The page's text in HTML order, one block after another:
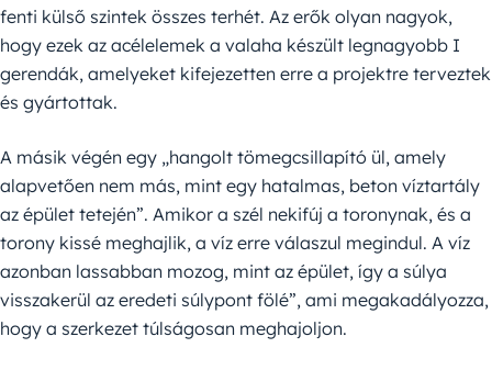
fenti külső szintek összes terhét. Az erők olyan nagyok,
hogy ezek az acélelemek a valaha készült legnagyobb I
gerendák, amelyeket kifejezetten erre a projektre terveztek
és gyártottak.
A másik végén egy „hangolt tömegcsillapító ül, amely
alapvetően nem más, mint egy hatalmas, beton víztartály
az épület tetején”. Amikor a szél nekifúj a toronynak, és a
torony kissé meghajlik, a víz erre válaszul megindul. A víz
azonban lassabban mozog, mint az épület, így a súlya
visszakerül az eredeti súlypont fölé”, ami megakadályozza,
hogy a szerkezet túlságosan meghajoljon.